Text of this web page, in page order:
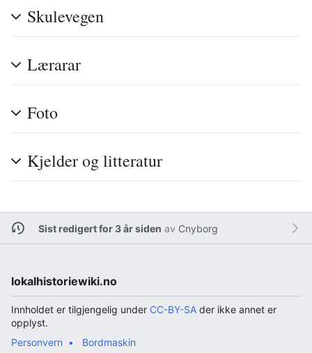
Skulevegen
Lærarar
Foto
Kjelder og litteratur
Sist redigert for 3 år siden av Cnyborg
lokalhistoriewiki.no
Innholdet er tilgjengelig under CC-BY-SA der ikke annet er
opplyst.
Personvern
Bordmaskin